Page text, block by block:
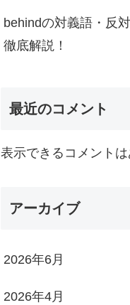
behindの対義語・反
徹底解説！
最近のコメント
表示できるコメントは
アーカイブ
2026年6月
2026年4月